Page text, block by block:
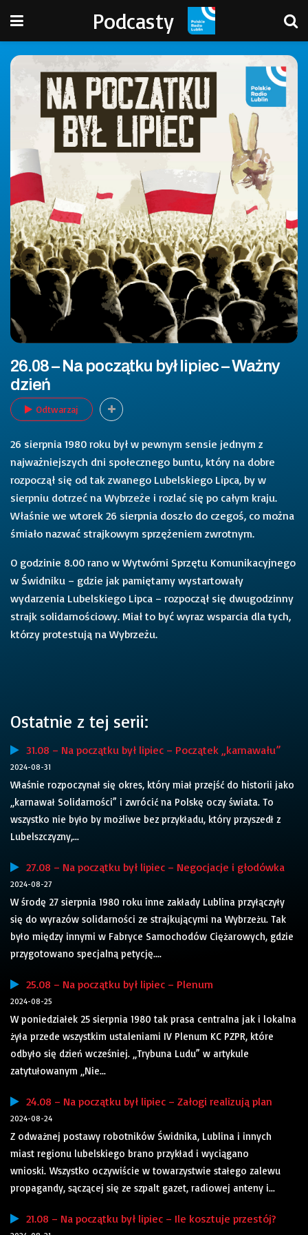
Podcasty
26.08 – Na początku był lipiec – Ważny
dzień
Odtwarzaj
26 sierpnia 1980 roku był w pewnym sensie jednym z
najważniejszych dni społecznego buntu, który na dobre
rozpoczął się od tak zwanego Lubelskiego Lipca, by w
sierpniu dotrzeć na Wybrzeże i rozlać się po całym kraju.
Właśnie we wtorek 26 sierpnia doszło do czegoś, co można
śmiało nazwać strajkowym sprzężeniem zwrotnym.
O godzinie 8.00 rano w Wytwórni Sprzętu Komunikacyjnego
w Świdniku – gdzie jak pamiętamy wystartowały
wydarzenia Lubelskiego Lipca – rozpoczął się dwugodzinny
strajk solidarnościowy. Miał to być wyraz wsparcia dla tych,
którzy protestują na Wybrzeżu.
Ostatnie z tej serii:
31.08 – Na początku był lipiec – Początek „karnawału”
2024-08-31
Właśnie rozpoczynał się okres, który miał przejść do historii jako
„karnawał Solidarności” i zwrócić na Polskę oczy świata. To
wszystko nie było by możliwe bez przykładu, który przyszedł z
Lubelszczyzny,...
27.08 – Na początku był lipiec – Negocjacje i głodówka
2024-08-27
W środę 27 sierpnia 1980 roku inne zakłady Lublina przyłączyły
się do wyrazów solidarności ze strajkującymi na Wybrzeżu. Tak
było między innymi w Fabryce Samochodów Ciężarowych, gdzie
przygotowano specjalną petycję....
25.08 – Na początku był lipiec – Plenum
2024-08-25
W poniedziałek 25 sierpnia 1980 tak prasa centralna jak i lokalna
żyła przede wszystkim ustaleniami IV Plenum KC PZPR, które
odbyło się dzień wcześniej. „Trybuna Ludu” w artykule
zatytułowanym „Nie...
24.08 – Na początku był lipiec – Załogi realizują plan
2024-08-24
Z odważnej postawy robotników Świdnika, Lublina i innych
miast regionu lubelskiego brano przykład i wyciągano
wnioski. Wszystko oczywiście w towarzystwie stałego zalewu
propagandy, sączącej się ze szpalt gazet, radiowej anteny i...
21.08 – Na początku był lipiec – Ile kosztuje przestój?